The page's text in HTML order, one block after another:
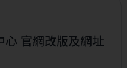
官網改版及網址